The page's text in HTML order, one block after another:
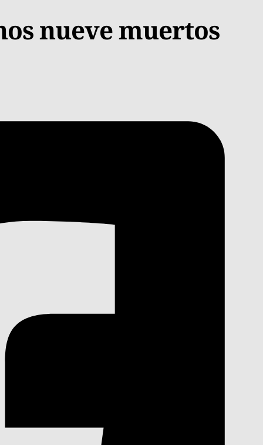
nueve muertos